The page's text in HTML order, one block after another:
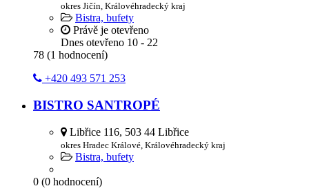
okres Jičín, Královéhradecký kraj
Bistra, bufety
Právě je otevřeno
Dnes otevřeno 10 - 22
78 (1 hodnocení)
+420 493 571 253
BISTRO SANTROPÉ
Libřice 116, 503 44 Libřice
okres Hradec Králové, Královéhradecký kraj
Bistra, bufety
0 (0 hodnocení)